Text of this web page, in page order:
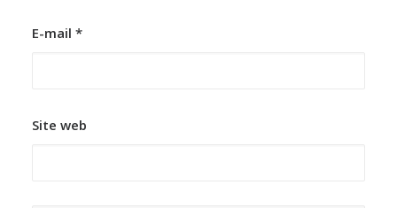
E-mail *
Site web